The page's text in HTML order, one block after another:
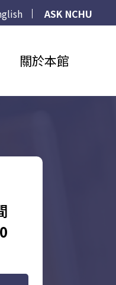
ASK NCHU
關於本館